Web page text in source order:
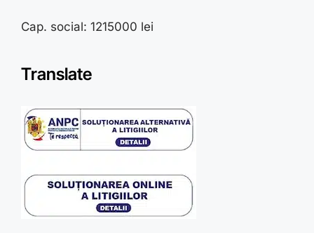
Cap. social: 1215000 lei
Translate